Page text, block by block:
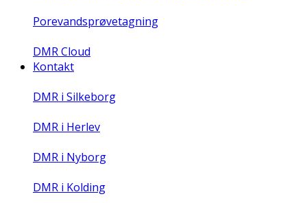
Porevandsprøvetagning
DMR Cloud
Kontakt
DMR i Silkeborg
DMR i Herlev
DMR i Nyborg
DMR i Kolding